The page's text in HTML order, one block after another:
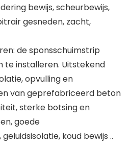
bewijs, scheurbewijs,
gesneden, zacht,
de sponsschuimstrip
te installeren. Uitstekend
opvulling en
van geprefabriceerd beton
sterke botsing en
goede
koud bewijs ..